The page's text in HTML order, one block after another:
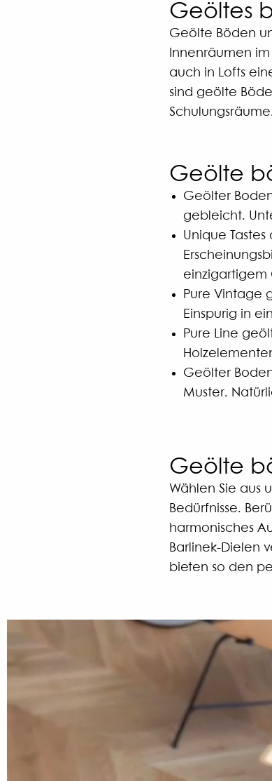
Geöltes
Geölte Böden
Innenräumen
auch in Lofts
sind geölte
Geölte
Geölter
gebleicht.
Unique
einzigartigem
Pure Vintage
Einspurig in
Pure Line
Geölter
Muster.
Geölte
Wählen Sie aus
Bedürfnisse.
harmonisches
Barlinek-Dielen
bieten so den